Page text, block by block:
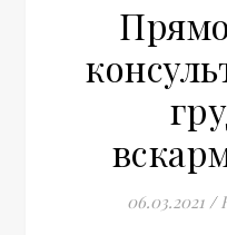
06.03.2021 /